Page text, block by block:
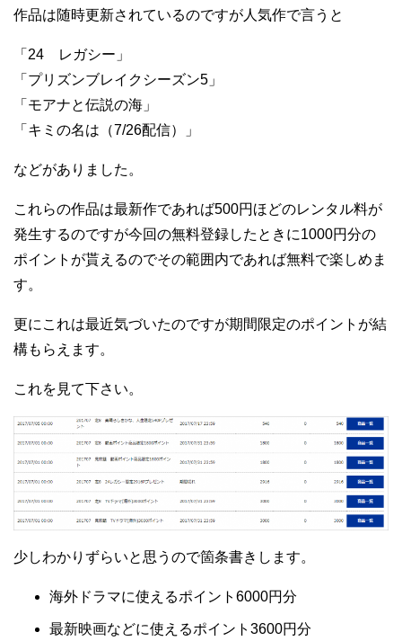
作品は随時更新されているのですが人気作で言うと
「24 レガシー」
「プリズンブレイクシーズン5」
「モアナと伝説の海」
「キミの名は（7/26配信）」
などがありました。
これらの作品は最新作であれば500円ほどのレンタル料が
発生するのですが今回の無料登録したときに1000円分の
ポイントが貰えるのでその範囲内であれば無料で楽しめま
す。
更にこれは最近気づいたのですが期間限定のポイントが結
構もらえます。
これを見て下さい。
少しわかりずらいと思うので箇条書きします。
海外ドラマに使えるポイント6000円分
最新映画などに使えるポイント3600円分